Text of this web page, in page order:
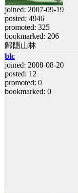
joined: 2007-09-19
posted: 4946
promoted: 325
bookmarked: 206
歸隱山林
blc
joined: 2008-08-20
posted: 12
promoted: 0
bookmarked: 0